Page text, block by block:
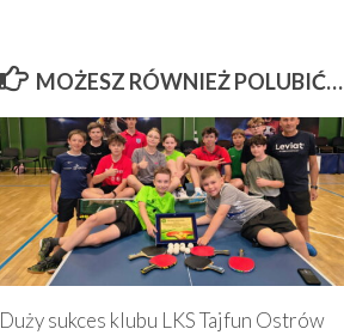
MOŻESZ RÓWNIEŻ POLUBIĆ…
Duży sukces klubu LKS Tajfun Ostrów